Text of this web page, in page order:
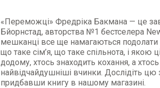
«Переможці» Фредріка Бакмана — це
Бйорнстад, авторства №1 бестселера
мешканці все ще намагаються подолати
що таке сім’я, що таке спільнота, і якою
додому, хтось знаходить кохання, а
найвідчайдушніші вчинки. Дослідіть
придбавши книгу в нашому магазині.